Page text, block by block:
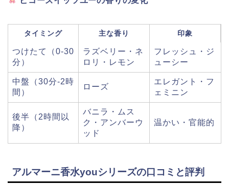
タイミング 主な香り 印象
つけたて（0-30
分）
ラズベリー・ネ
ロリ・レモン
フレッシュ・ジ
ューシー
中盤（30分-2時
間）
ローズ
エレガント・フ
ェミニン
後半（2時間以
降）
バニラ・ムス
ク・アンバーウ
ッド
温かい・官能的
アルマーニ香水youシリーズの口コミと評判